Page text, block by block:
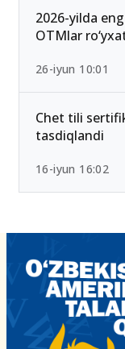
15-iyun 10:27
2026-yilda
OTMlar
26-iyun 10:01
Chet tili
tasdiqlandi